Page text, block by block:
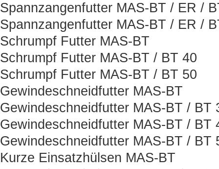
Spannzangenfutter MAS-BT / ER /
Spannzangenfutter MAS-BT / ER /
Schrumpf Futter MAS-BT
Schrumpf Futter MAS-BT / BT 40
Schrumpf Futter MAS-BT / BT 50
Gewindeschneidfutter MAS-BT
Gewindeschneidfutter MAS-BT / BT
Gewindeschneidfutter MAS-BT / BT
Gewindeschneidfutter MAS-BT / BT
Kurze Einsatzhülsen MAS-BT